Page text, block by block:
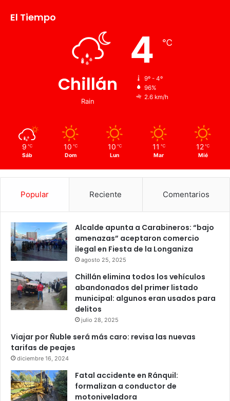
El Tiempo
Chillán
Rain
4 ℃
9º - 4º
96%
2.6 km/h
9 ℃
Sáb
10 ℃
Dom
10 ℃
Lun
11 ℃
Mar
12 ℃
Mié
Popular Reciente Comentarios
Alcalde apunta a Carabineros: “bajo
amenazas” aceptaron comercio
ilegal en Fiesta de la Longaniza
agosto 25, 2025
Chillán elimina todos los vehículos
abandonados del primer listado
municipal: algunos eran usados para
delitos
julio 28, 2025
Viajar por Ñuble será más caro: revisa las nuevas
tarifas de peajes
diciembre 16, 2024
Fatal accidente en Ránquil:
formalizan a conductor de
motoniveladora